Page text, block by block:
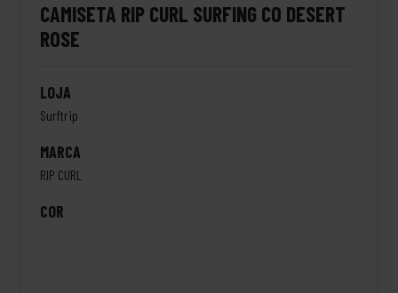
CAMISETA RIP CURL SURFING CO DESERT
ROSE
LOJA
Surftrip
MARCA
RIP CURL
COR